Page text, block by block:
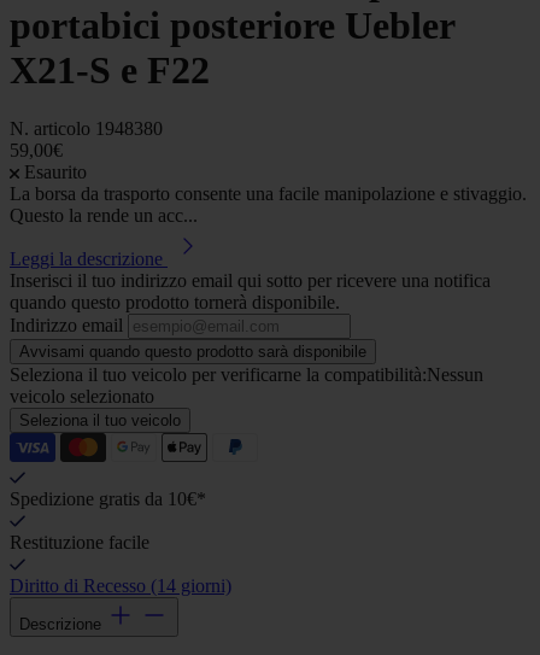
portabici posteriore Uebler
X21-S e F22
N. articolo 1948380
59,00€
Esaurito
La borsa da trasporto consente una facile manipolazione e stivaggio.
Questo la rende un acc...
Leggi la descrizione
Inserisci il tuo indirizzo email qui sotto per ricevere una notifica
quando questo prodotto tornerà disponibile.
Indirizzo email
Avvisami quando questo prodotto sarà disponibile
Seleziona il tuo veicolo per verificarne la compatibilità:Nessun
veicolo selezionato
Seleziona il tuo veicolo
Spedizione gratis da 10€*
Restituzione facile
Diritto di Recesso (14 giorni)
Descrizione